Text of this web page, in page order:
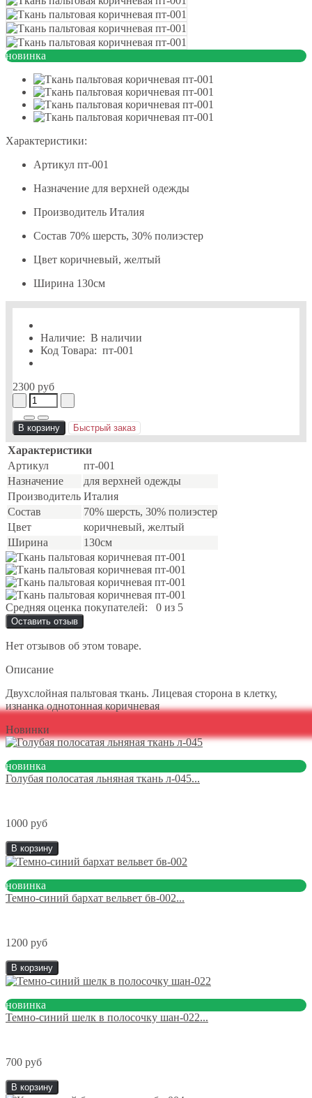
новинка
Характеристики:
Артикул пт-001
Назначение для верхней одежды
Производитель Италия
Состав 70% шерсть, 30% полиэстер
Цвет коричневый, желтый
Ширина 130см
Наличие: В наличии
Код Товара: пт-001
2300 руб
В корзину Быстрый заказ
Характеристики
Артикул
пт-001
Назначение
для верхней одежды
Производитель Италия
Состав
70% шерсть, 30% полиэстер
Цвет
коричневый, желтый
Ширина
130см
Средняя оценка покупателей: 0 из 5
Оставить отзыв
Нет отзывов об этом товаре.
Описание
Двухслойная пальтовая ткань. Лицевая сторона в клетку,
изнанка однотонная коричневая
Новинки
новинка
Голубая полосатая льняная ткань л-045...
1000 руб
В корзину
новинка
Темно-синий бархат вельвет бв-002...
1200 руб
В корзину
новинка
Темно-синий шелк в полосочку шан-022...
700 руб
В корзину